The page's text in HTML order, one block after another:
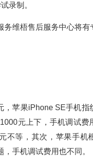
录制。
维梧售后服务中心将有
苹果iPhone SE手机指
元上下，手机调试费
不等，其次，苹果手机
手机调试费用也不同。